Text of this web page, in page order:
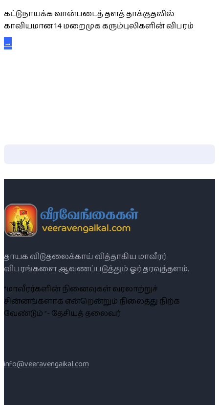
கட்டுநாயக்க வான்படைத் தளத் தாக்குதலில்
காவியமான 14 மறைமுக கரும்புலிகளின் விபரம்
→
தாயக விடுதலைக்காய் வித்தாகிய மாவீரர்
விபரங்களை ஆவணப்படுத்தும் ஓர் தரவுத்தளம்.
“மாவீரர்களின் நினைவுகள் வரலாற்றுச்
சின்னங்களாக என்றென்றும் நிலைத்து நிற்க
வேண்டும் ”- தேசியத் தலைவர்
info@veeravengaikal.com